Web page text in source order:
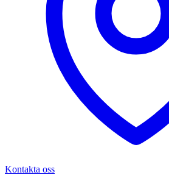
Kontakta oss